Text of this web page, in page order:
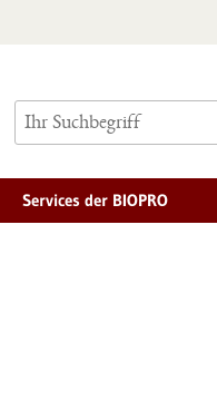
Services der BIOPRO